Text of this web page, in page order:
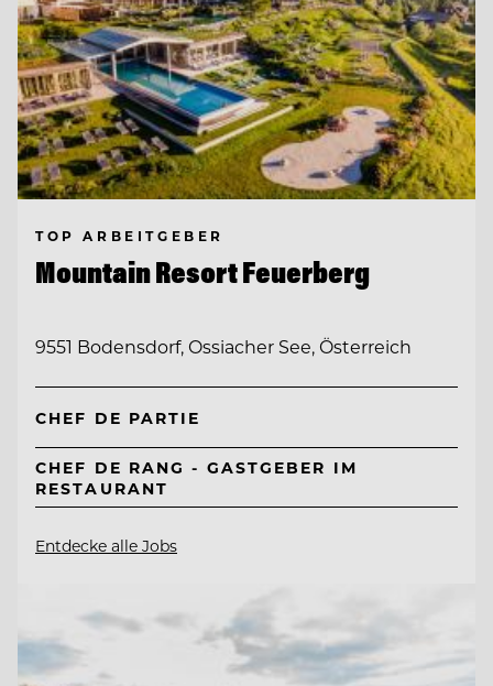
TOP ARBEITGEBER
Mountain Resort Feuerberg
9551 Bodensdorf, Ossiacher See, Österreich
CHEF DE PARTIE
CHEF DE RANG - GASTGEBER IM
RESTAURANT
Entdecke alle Jobs